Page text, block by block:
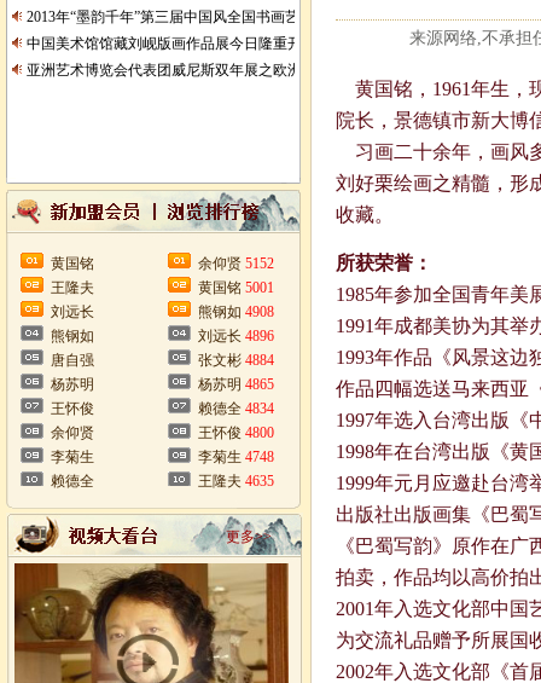
2013年“墨韵千年”第三届中国风全国书画艺术交流赛征稿
中国美术馆馆藏刘岘版画作品展今日隆重开展
亚洲艺术博览会代表团威尼斯双年展之欧洲行
黄国铭
王隆夫
刘远长
熊钢如
唐自强
杨苏明
王怀俊
余仰贤
李菊生
赖德全
余仰贤 5152
黄国铭 5001
熊钢如 4908
刘远长 4896
张文彬 4884
杨苏明 4865
赖德全 4834
王怀俊 4800
李菊生 4748
王隆夫 4635
更多>>
来源网络,不承担
黄国铭，1961年生，
院长，景德镇市新大博
习画二十余年，画风
刘好栗绘画之精髓，形
收藏。
所获荣誉：
1985年参加全国青年美
1991年成都美协为其举
1993年作品《风景这边
作品四幅选送马来西亚
1997年选入台湾出版《
1998年在台湾出版《黄
1999年元月应邀赴台湾
出版社出版画集《巴蜀
《巴蜀写韵》原作在
拍卖，作品均以高价拍
2001年入选文化部中国
为交流礼品赠予所展国
2002年入选文化部《首